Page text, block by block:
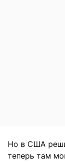
Но в США
теперь там